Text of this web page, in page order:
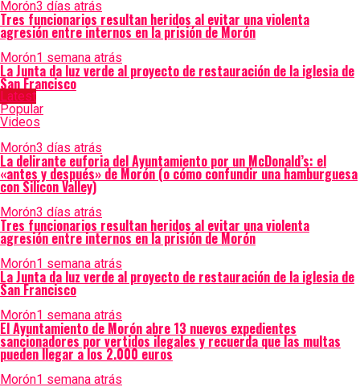
Morón3 días atrás
Tres funcionarios resultan heridos al evitar una violenta
agresión entre internos en la prisión de Morón
Morón1 semana atrás
La Junta da luz verde al proyecto de restauración de la iglesia de
San Francisco
Latest
Popular
Videos
Morón3 días atrás
La delirante euforia del Ayuntamiento por un McDonald’s: el
«antes y después» de Morón (o cómo confundir una hamburguesa
con Silicon Valley)
Morón3 días atrás
Tres funcionarios resultan heridos al evitar una violenta
agresión entre internos en la prisión de Morón
Morón1 semana atrás
La Junta da luz verde al proyecto de restauración de la iglesia de
San Francisco
Morón1 semana atrás
El Ayuntamiento de Morón abre 13 nuevos expedientes
sancionadores por vertidos ilegales y recuerda que las multas
pueden llegar a los 2.000 euros
Morón1 semana atrás